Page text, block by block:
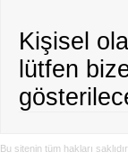
Kişisel
lütfen
Bu sitenin tüm hakları